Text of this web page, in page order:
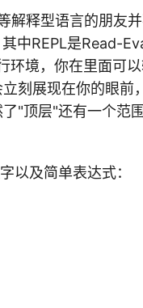
释型语言的朋友
中REPL是Read-
环境，你在里面可
刻展现在你的眼前
"顶层"还有一个范
以及简单表达式：